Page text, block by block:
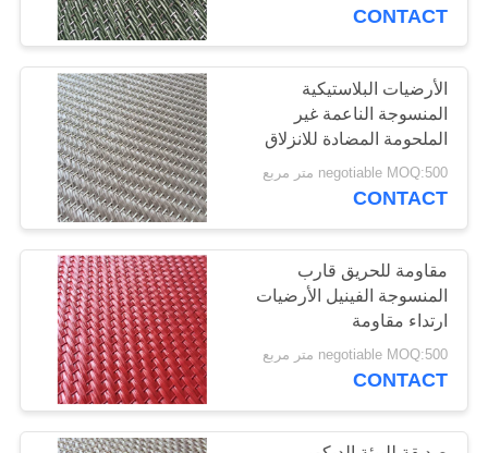
قشر ولصق أرضيات
الفينيل
36
وضع أرضيات الفينيل
فضفاضة
14
CONTACT
الأرضيات البلاستيكية
المنسوجة الناعمة غير
الملحومة المضادة للانزلاق
غرفة المعيشة
negotiable MOQ:500 متر مربع
CONTACT
مقاومة للحريق قارب
المنسوجة الفينيل الأرضيات
ارتداء مقاومة
negotiable MOQ:500 متر مربع
CONTACT